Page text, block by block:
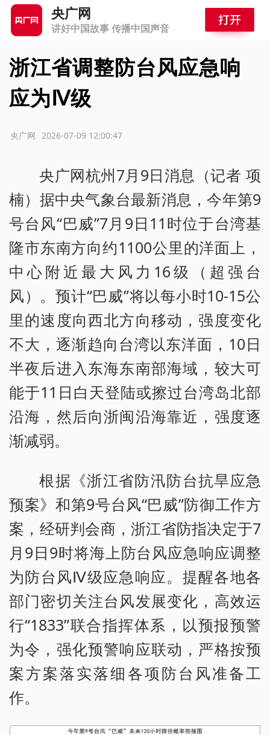
央广网
讲好中国故事 传播中国声音
浙江省调整防台风应急响
应为Ⅳ级
2026-07-09 12:00:47
央广网
央广网杭州7月9日消息（记者 项
楠）据中央气象台最新消息，今年第9
号台风“巴威”7月9日11时位于台湾基
隆市东南方向约1100公里的洋面上，
中心附近最大风力16级（超强台
风）。预计“巴威”将以每小时10-15公
里的速度向西北方向移动，强度变化
不大，逐渐趋向台湾以东洋面，10日
半夜后进入东海东南部海域，较大可
能于11日白天登陆或擦过台湾岛北部
沿海，然后向浙闽沿海靠近，强度逐
渐减弱。
根据《浙江省防汛防台抗旱应急
预案》和第9号台风“巴威”防御工作方
案，经研判会商，浙江省防指决定于7
月9日9时将海上防台风应急响应调整
为防台风Ⅳ级应急响应。提醒各地各
部门密切关注台风发展变化，高效运
行“1833”联合指挥体系，以预报预警
为令，强化预警响应联动，严格按预
案方案落实落细各项防台风准备工
作。